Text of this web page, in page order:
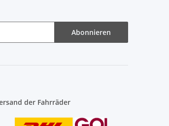
Abonnieren
der Fahrräder